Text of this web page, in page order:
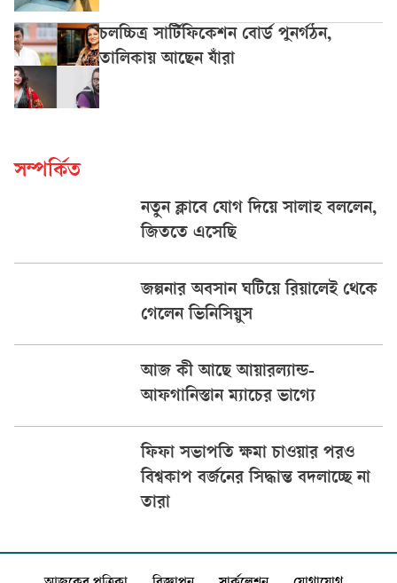
চলচ্চিত্র সার্টিফিকেশন বোর্ড পুনর্গঠন,
তালিকায় আছেন যাঁরা
সম্পর্কিত
নতুন ক্লাবে যোগ দিয়ে সালাহ বললেন,
জিততে এসেছি
জল্পনার অবসান ঘটিয়ে রিয়ালেই থেকে
গেলেন ভিনিসিয়ুস
আজ কী আছে আয়ারল্যান্ড-
আফগানিস্তান ম্যাচের ভাগ্যে
ফিফা সভাপতি ক্ষমা চাওয়ার পরও
বিশ্বকাপ বর্জনের সিদ্ধান্ত বদলাচ্ছে না
তারা